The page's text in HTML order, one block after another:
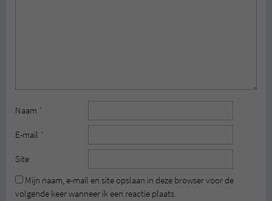
Naam *
E-mail *
Site
Mijn naam, e-mail en site opslaan in deze browser voor de
volgende keer wanneer ik een reactie plaats.